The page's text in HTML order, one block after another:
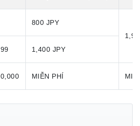
800 JPY
1,400 JPY
MIỄN PHÍ